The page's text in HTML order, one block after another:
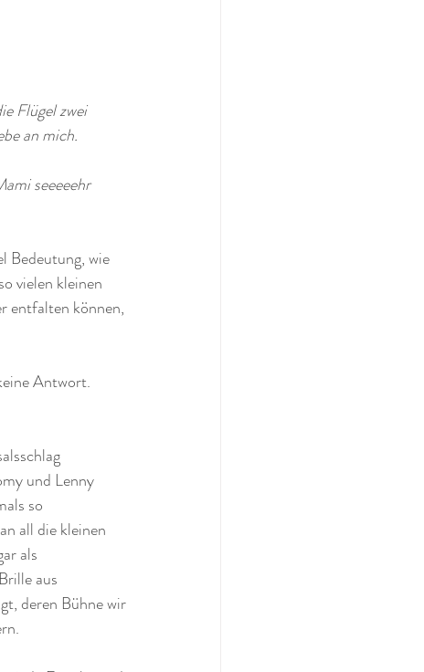
Flügel zwei
an mich.
seeeeehr
Bedeutung, wie
vielen kleinen
entfalten können,
Antwort.
und Lenny
so
all die kleinen
als
aus
deren Bühne wir